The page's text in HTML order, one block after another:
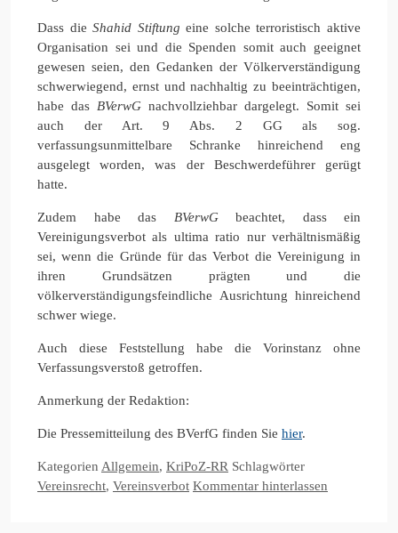
Dass dieShahid Stiftungeine solche terroristisch aktive
Organisation sei und die Spenden somit auch geeignet
gewesen seien, den Gedanken der Völkerverständigung
schwerwiegend, ernst und nachhaltig zu beeinträchtigen,
habe das BVerwG nachvollziehbar dargelegt. Somit sei
auch der Art. 9 Abs. 2 GG als sog.
verfassungsunmittelbare Schranke hinreichend eng
ausgelegt worden, was der Beschwerdeführer gerügt
hatte.
Zudem habe das BVerwG beachtet, dass ein
Vereinigungsverbot als ultima ratio nur verhältnismäßig
sei, wenn die Gründe für das Verbot die Vereinigung in
ihren Grundsätzen prägten und die
völkerverständigungsfeindliche Ausrichtung hinreichend
schwer wiege.
Auch diese Feststellung habe die Vorinstanz ohne
Verfassungsverstoß getroffen.
Anmerkung der Redaktion:
Die Pressemitteilung des BVerfG finden Sie hier.
Kategorien Allgemein, KriPoZ-RR Schlagwörter
Vereinsrecht, Vereinsverbot Kommentar hinterlassen